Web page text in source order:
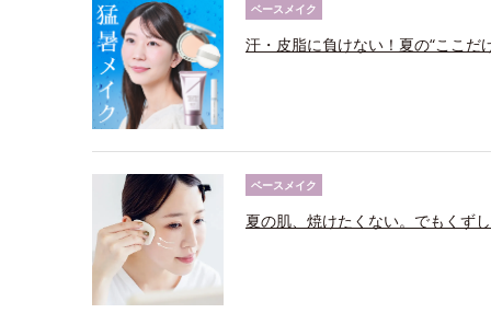
ベースメイク
汗・皮脂に負けない！夏の“ここだ
ベースメイク
夏の肌、焼けたくない。でもくず